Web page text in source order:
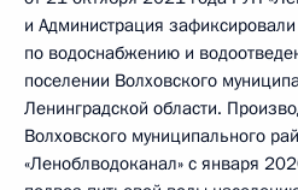
и Администрация
по водоснабжению и
поселении Волховского
Ленинградской области.
Волховского муниципального
«Леноблводоканал» с января